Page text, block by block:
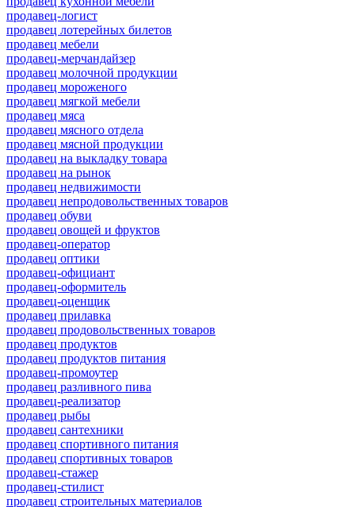
продавец-логист
продавец лотерейных билетов
продавец мебели
продавец-мерчандайзер
продавец молочной продукции
продавец мороженого
продавец мягкой мебели
продавец мяса
продавец мясного отдела
продавец мясной продукции
продавец на выкладку товара
продавец на рынок
продавец недвижимости
продавец непродовольственных товаров
продавец обуви
продавец овощей и фруктов
продавец-оператор
продавец оптики
продавец-официант
продавец-оформитель
продавец-оценщик
продавец прилавка
продавец продовольственных товаров
продавец продуктов
продавец продуктов питания
продавец-промоутер
продавец разливного пива
продавец-реализатор
продавец рыбы
продавец сантехники
продавец спортивного питания
продавец спортивных товаров
продавец-стажер
продавец-стилист
продавец строительных материалов